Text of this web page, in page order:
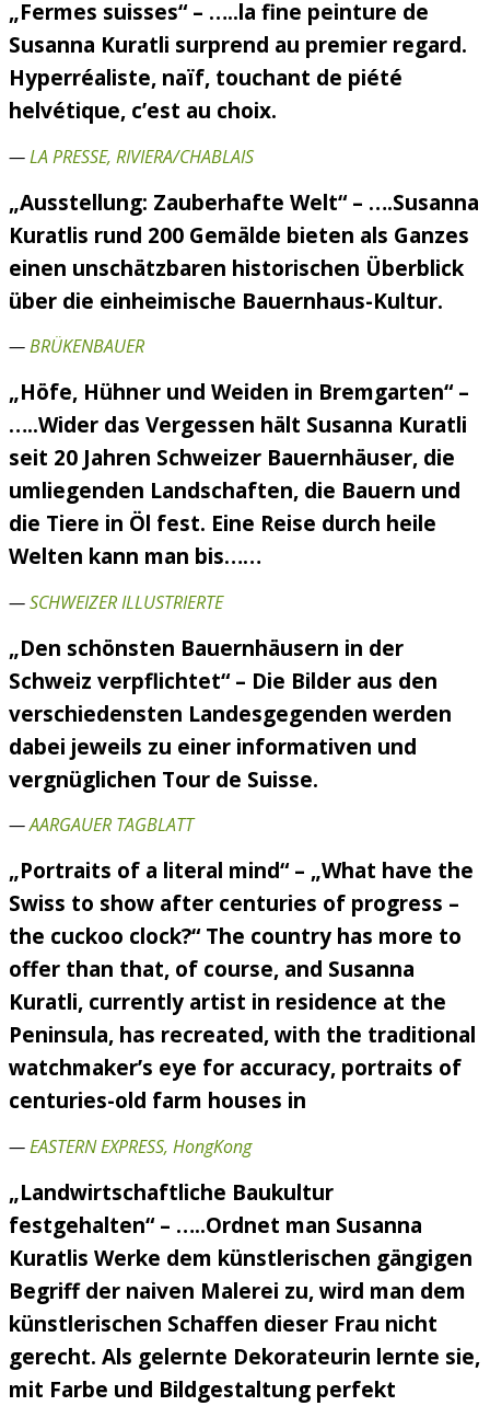
„Fermes suisses“ – …..la fine peinture de
Susanna Kuratli surprend au premier regard.
Hyperréaliste, naïf, touchant de piété
helvétique, c’est au choix.
—LA PRESSE, RIVIERA/CHABLAIS
„Ausstellung: Zauberhafte Welt“ – ….Susanna
Kuratlis rund 200 Gemälde bieten als Ganzes
einen unschätzbaren historischen Überblick
über die einheimische Bauernhaus-Kultur.
—BRÜKENBAUER
„Höfe, Hühner und Weiden in Bremgarten“ –
…..Wider das Vergessen hält Susanna Kuratli
seit 20 Jahren Schweizer Bauernhäuser, die
umliegenden Landschaften, die Bauern und
die Tiere in Öl fest. Eine Reise durch heile
Welten kann man bis……
—SCHWEIZER ILLUSTRIERTE
„Den schönsten Bauernhäusern in der
Schweiz verpflichtet“ – Die Bilder aus den
verschiedensten Landesgegenden werden
dabei jeweils zu einer informativen und
vergnüglichen Tour de Suisse.
—AARGAUER TAGBLATT
„Portraits of a literal mind“ – „What have the
Swiss to show after centuries of progress –
the cuckoo clock?“ The country has more to
offer than that, of course, and Susanna
Kuratli, currently artist in residence at the
Peninsula, has recreated, with the traditional
watchmaker’s eye for accuracy, portraits of
centuries-old farm houses in
—EASTERN EXPRESS, HongKong
„Landwirtschaftliche Baukultur
festgehalten“ – …..Ordnet man Susanna
Kuratlis Werke dem künstlerischen gängigen
Begriff der naiven Malerei zu, wird man dem
künstlerischen Schaffen dieser Frau nicht
gerecht. Als gelernte Dekorateurin lernte sie,
mit Farbe und Bildgestaltung perfekt